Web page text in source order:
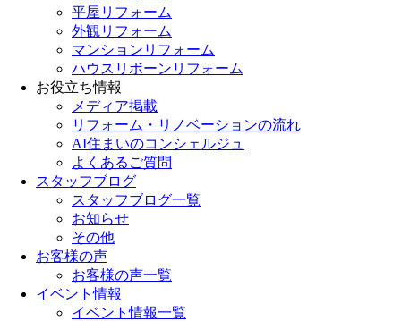
平屋リフォーム
外観リフォーム
マンションリフォーム
ハウスリボーンリフォーム
お役立ち情報
メディア掲載
リフォーム・リノベーションの流れ
AI住まいのコンシェルジュ
よくあるご質問
スタッフブログ
スタッフブログ一覧
お知らせ
その他
お客様の声
お客様の声一覧
イベント情報
イベント情報一覧